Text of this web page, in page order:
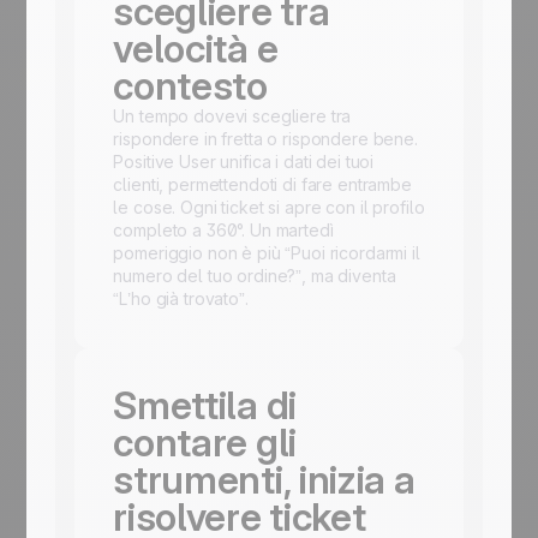
scegliere tra
velocità e
contesto
Un tempo dovevi scegliere tra
rispondere in fretta o rispondere bene.
Positive User unifica i dati dei tuoi
clienti, permettendoti di fare entrambe
le cose. Ogni ticket si apre con il profilo
completo a 360°. Un martedì
pomeriggio non è più “Puoi ricordarmi il
numero del tuo ordine?”, ma diventa
“L’ho già trovato”.
Smettila di
contare gli
strumenti, inizia a
risolvere ticket